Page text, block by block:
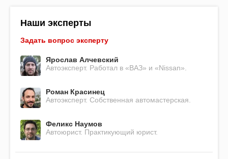
Наши эксперты
Задать вопрос эксперту
Ярослав Алчевский
Автоэксперт. Работал в «ВАЗ» и «Nissan».
Роман Красинец
Автоэксперт. Собственная автомастерская.
Феликс Наумов
Автоюрист. Практикующий юрист.